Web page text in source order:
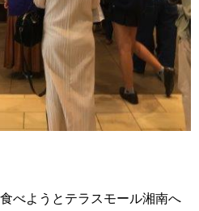
べようとテラスモール湘南へ